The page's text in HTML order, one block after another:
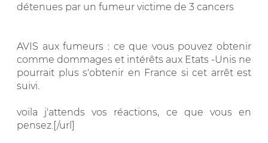
détenues par un fumeur victime de 3 cancers
AVIS aux fumeurs : ce que vous pouvez obtenir
comme dommages et intérêts aux Etats -Unis ne
pourrait plus s'obtenir en France si cet arrêt est
suivi.
voila j'attends vos réactions, ce que vous en
pensez.[/url]